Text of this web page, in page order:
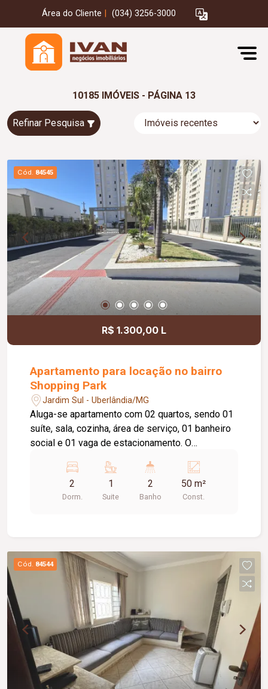
Área do Cliente (034) 3256-3000
10185 IMÓVEIS - PÁGINA 13
Refinar Pesquisa
Cód. 84545
R$ 1.300,00 L
Apartamento para locação no bairro
Shopping Park
Jardim Sul - Uberlândia/MG
Aluga-se apartamento com 02 quartos, sendo 01
suíte, sala, cozinha, área de serviço, 01 banheiro
social e 01 vaga de estacionamento. O
horas, playground e salão de festas, oferecendo
mais conforto, segurança e praticidade para você
e sua família. Entre em contato para mais
2
Dorm.
1
Suite
2
Banho
50 m²
Const.
Cód. 84544